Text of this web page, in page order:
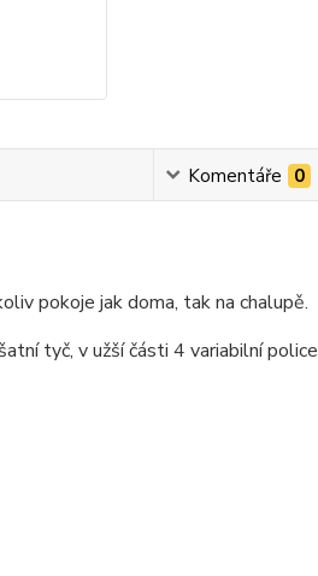
Komentáře 0
pokoje jak doma, tak na chalupě.
tyč, v užší části 4 variabilní police